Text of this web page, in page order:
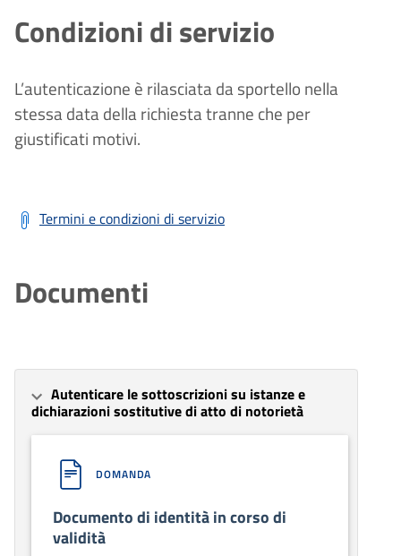
Condizioni di servizio
L’autenticazione è rilasciata da sportello nella
stessa data della richiesta tranne che per
giustificati motivi.
Termini e condizioni di servizio
Documenti
Autenticare le sottoscrizioni su istanze e
dichiarazioni sostitutive di atto di notorietà
DOMANDA
Documento di identità in corso di
validità